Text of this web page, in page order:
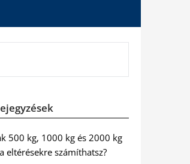
500 kg, 1000 kg és 2000 kg
eltérésekre számíthatsz?